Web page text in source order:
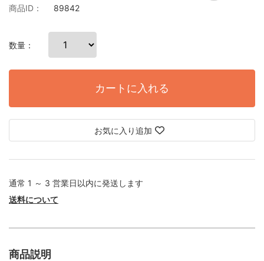
商品ID： 89842
数量：
カートに入れる
お気に入り追加
通常 1 ～ 3 営業日以内に発送します
送料について
商品説明